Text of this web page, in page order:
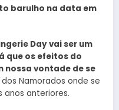
barulho na data em
Day vai ser um
que os efeitos do
nossa vontade de se
Namorados onde se
anos anteriores.